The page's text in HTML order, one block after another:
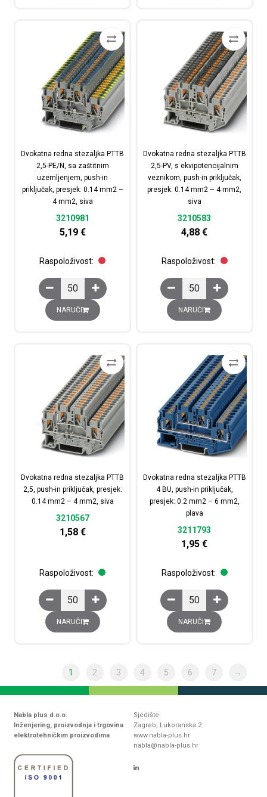
Dvokatna redna stezaljka PTTB
2,5-PE/N, sa zaštitnim
uzemljenjem, push-in
priključak, presjek: 0.14 mm2 –
4 mm2, siva
3210981
5,19 €
Raspoloživost:
Dvokatna redna stezaljka PTTB 2,5-PE/N, sa
NARUČI
Dvokatna redna stezaljka PTTB
2,5-PV, s ekvipotencijalnim
veznikom, push-in priključak,
presjek: 0.14 mm2 – 4 mm2,
siva
3210583
4,88€
Raspoloživost:
Dvokatna redna
NARUČI
Dvokatna redna stezaljka PTTB
2,5, push-in priključak, presjek:
0.14 mm2 – 4 mm2, siva
3210567
1,58 €
Raspoloživost:
Dvokatna redna stezaljka PTTB 2,5, push-in
NARUČI
Dvokatna redna stezaljka PTTB
4 BU, push-in priključak,
presjek: 0.2 mm2 – 6 mm2,
plava
3211793
1,95€
Raspoloživost:
Dvokatna redna
NARUČI
1 2 3 4 5 6 7 →
Nabla plus d.o.o.
Inženjering, proizvodnja i trgovina
elektrotehničkim proizvodima
Sjedište
Zagreb, Lukoranska 2
www.nabla-plus.hr
nabla@nabla-plus.hr